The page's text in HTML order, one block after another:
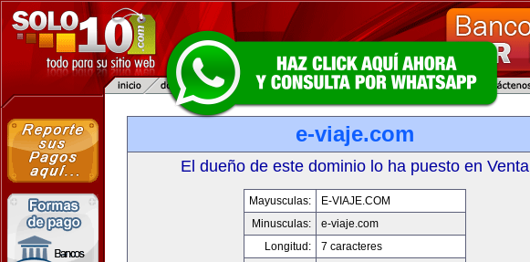
e-viaje.com
El dueño de este dominio lo ha puesto en Venta
Mayusculas:
E-VIAJE.COM
Minusculas:
e-viaje.com
Longitud:
7 caracteres